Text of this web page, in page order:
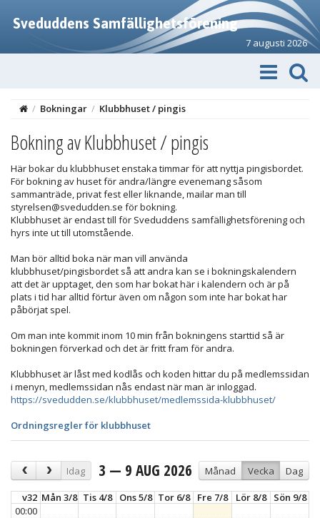
Sveduddens Samfällighetsförening
7 augusti 2026
/ Bokningar / Klubbhuset / pingis
Bokning av Klubbhuset / pingis
Här bokar du klubbhuset enstaka timmar för att nyttja pingisbordet.
För bokning av huset för andra/längre evenemang såsom
sammanträde, privat fest eller liknande, mailar man till
styrelsen@svedudden.se för bokning.
Klubbhuset är endast till för Sveduddens samfällighetsförening och
hyrs inte ut till utomstående.
Man bör alltid boka när man vill använda
klubbhuset/pingisbordet så att andra kan se i bokningskalendern
att det är upptaget, den som har bokat här i kalendern och är på
plats i tid har alltid förtur även om någon som inte har bokat har
påbörjat spel.
Om man inte kommit inom 10 min från bokningens starttid så är
bokningen förverkad och det är fritt fram för andra.
Klubbhuset är låst med kodlås och koden hittar du på medlemssidan
i menyn, medlemssidan nås endast när man är inloggad.
https://svedudden.se/klubbhuset/medlemssida-klubbhuset/
Ordningsregler för klubbhuset
Idag Månad Vecka Dag
3 — 9 AUG 2026
v32 Mån 3/8 Tis 4/8 Ons 5/8 Tor 6/8 Fre 7/8 Lör 8/8
Sön 9/8
00:00